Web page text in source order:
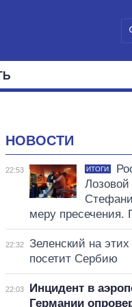
НОВОСТИ
22:53 ИТОГИ
меру пресечения.
22:32
Зеленский на
посетит Сербию
22:03
Инцидент в
Германии